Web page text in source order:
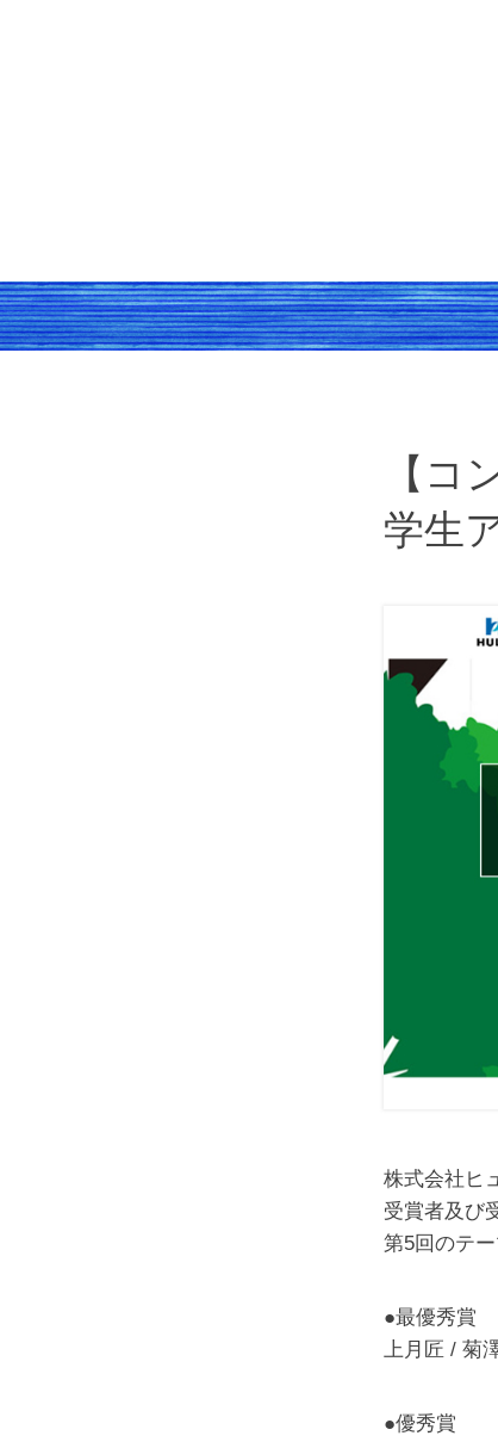
【コ
学生
株式会社ヒ
受賞者及び
第5回のテ
●最優秀賞
上月匠 / 菊
●優秀賞